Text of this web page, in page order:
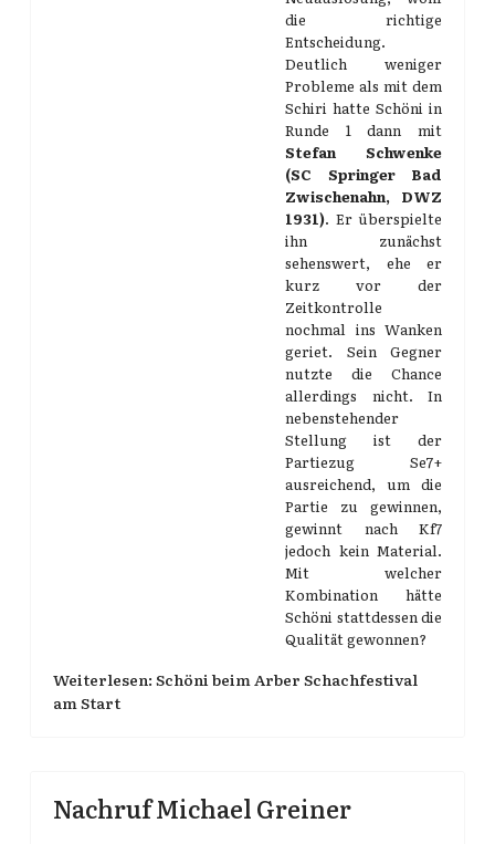
die richtige
Entscheidung.
Deutlich weniger
Probleme als mit dem
Schiri hatte Schöni in
Runde 1 dann mit
Stefan Schwenke
(SC Springer Bad
Zwischenahn, DWZ
1931). Er überspielte
ihn zunächst
sehenswert, ehe er
kurz vor der
Zeitkontrolle
nochmal ins Wanken
geriet. Sein Gegner
nutzte die Chance
allerdings nicht. In
nebenstehender
Stellung ist der
Partiezug Se7+
ausreichend, um die
Partie zu gewinnen,
gewinnt nach Kf7
jedoch kein Material.
Mit welcher
Kombination hätte
Schöni stattdessen die
Qualität gewonnen?
Weiterlesen: Schöni beim Arber Schachfestival
am Start
Nachruf Michael Greiner